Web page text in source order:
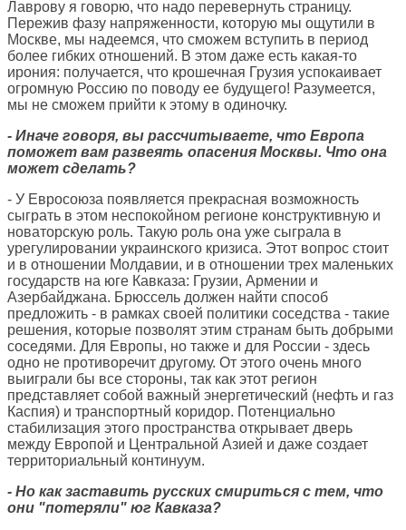
Лаврову я говорю, что надо перевернуть страницу.
Пережив фазу напряженности, которую мы ощутили в
Москве, мы надеемся, что сможем вступить в период
более гибких отношений. В этом даже есть какая-то
ирония: получается, что крошечная Грузия успокаивает
огромную Россию по поводу ее будущего! Разумеется,
мы не сможем прийти к этому в одиночку.
- Иначе говоря, вы рассчитываете, что Европа
поможет вам развеять опасения Москвы. Что она
может сделать?
- У Евросоюза появляется прекрасная возможность
сыграть в этом неспокойном регионе конструктивную и
новаторскую роль. Такую роль она уже сыграла в
урегулировании украинского кризиса. Этот вопрос стоит
и в отношении Молдавии, и в отношении трех маленьких
государств на юге Кавказа: Грузии, Армении и
Азербайджана. Брюссель должен найти способ
предложить - в рамках своей политики соседства - такие
решения, которые позволят этим странам быть добрыми
соседями. Для Европы, но также и для России - здесь
одно не противоречит другому. От этого очень много
выиграли бы все стороны, так как этот регион
представляет собой важный энергетический (нефть и газ
Каспия) и транспортный коридор. Потенциально
стабилизация этого пространства открывает дверь
между Европой и Центральной Азией и даже создает
территориальный континуум.
- Но как заставить русских смириться с тем, что
они "потеряли" юг Кавказа?